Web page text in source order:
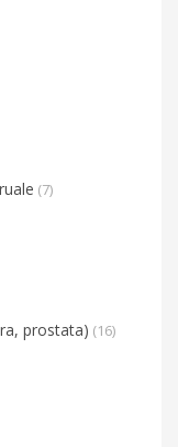
(7)
prostata) (16)